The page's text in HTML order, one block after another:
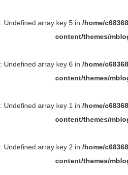
: Undefined array key 5 in /home/
content/themes/
: Undefined array key 6 in /home/
content/themes/
: Undefined array key 1 in /home/
content/themes/
: Undefined array key 2 in /home/
content/themes/